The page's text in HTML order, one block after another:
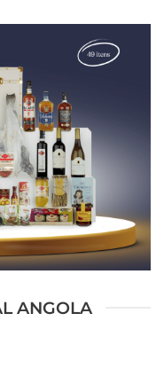
ANGOLA